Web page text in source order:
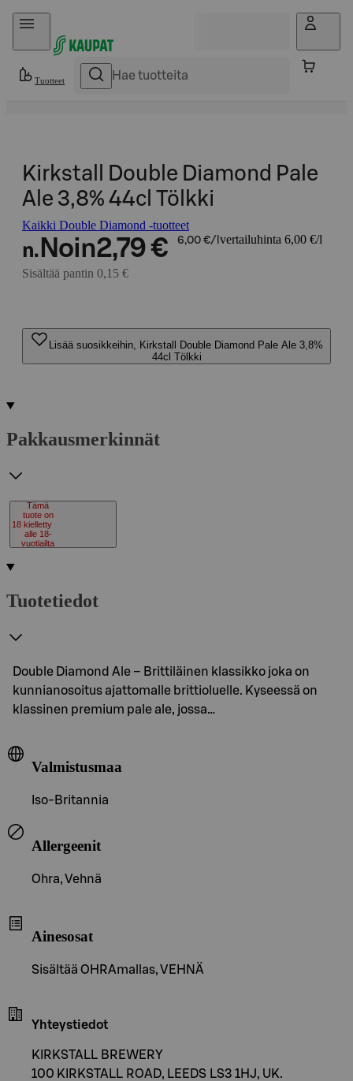
Hyppää sisältöön
Tuotteet
Kirkstall Double Diamond Pale
Ale 3,8% 44cl Tölkki
Kaikki Double Diamond -tuotteet
n. Noin2,79 € 6,00 €/l vertailuhinta 6,00 €/l
Sisältää pantin 0,15 €
Lisää suosikkeihin, Kirkstall Double Diamond Pale Ale 3,8%
44cl Tölkki
Pakkausmerkinnät
18
Tämä
tuote on
kielletty
alle 18-
vuotiailta
Tuotetiedot
Double Diamond Ale – Brittiläinen klassikko joka on
kunnianosoitus ajattomalle brittioluelle. Kyseessä on
klassinen premium pale ale, jossa…
Valmistusmaa
Iso-Britannia
Allergeenit
Ohra, Vehnä
Ainesosat
Sisältää OHRAmallas, VEHNÄ
Yhteystiedot
KIRKSTALL BREWERY
100 KIRKSTALL ROAD, LEEDS LS3 1HJ, UK.